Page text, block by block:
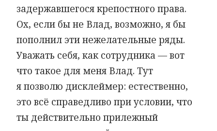
задержавшегося крепостного права.
Ох, если бы не Влад, возможно, я бы
пополнил эти нежелательные ряды.
Уважать себя, как сотрудника — вот
что такое для меня Влад. Тут
я позволю дисклеймер: естественно,
это всё справедливо при условии, что
ты действительно прилежный